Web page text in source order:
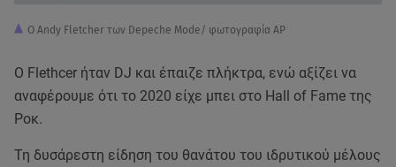
O Andy Fletcher των Depeche Mode/ φωτογραφία AP
Ο Flethcer ήταν DJ και έπαιζε πλήκτρα, ενώ αξίζει να
αναφέρουμε ότι το 2020 είχε μπει στο Hall of Fame της
Ροκ.
Τη δυσάρεστη είδηση του θανάτου του ιδρυτικού μέλους